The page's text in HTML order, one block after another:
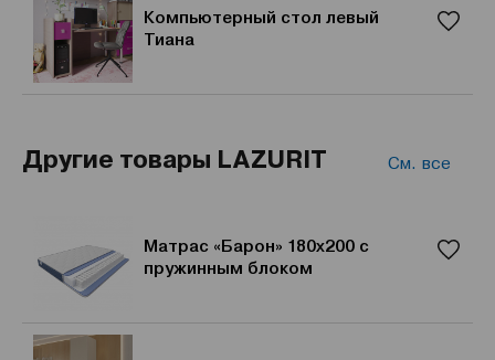
Компьютерный стол левый
Тиана
Другие товары LAZURIT См. все
Матрас «Барон» 180x200 с
пружинным блоком